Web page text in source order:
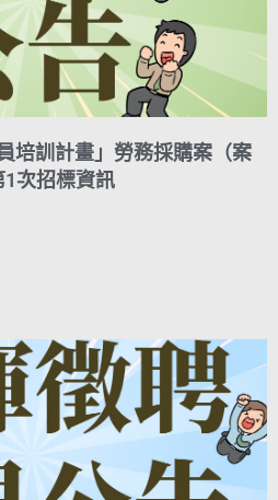
培訓計畫」勞務採購案（案
1次招標資訊